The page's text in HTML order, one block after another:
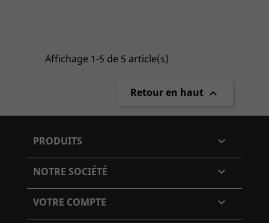
Affichage 1-5 de 5 article(s)
Retour en haut 
PRODUITS 
NOTRE SOCIÉTÉ 
VOTRE COMPTE 